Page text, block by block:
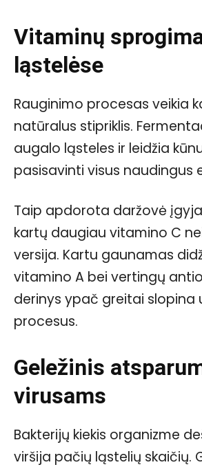
Vitaminų
ląstelėse
Rauginimo procesas veikia
natūralus stipriklis.
augalo ląsteles ir leidžia
pasisavinti visus naudingus
Taip apdorota daržovė
kartų daugiau vitamino C
versija. Kartu gaunamas
vitamino A bei vertingų
derinys ypač greitai slopina
procesus.
Geležinis
virusams
Bakterijų kiekis organizme
viršija pačių ląstelių skaičių.